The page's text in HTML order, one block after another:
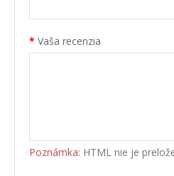
Vaša recenzia
Poznámka: HTML nie je